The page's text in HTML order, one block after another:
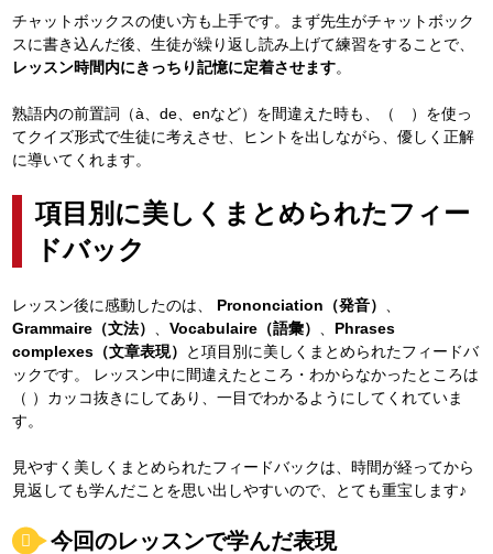
チャットボックスの使い方も上手です。まず先生がチャットボック
スに書き込んだ後、生徒が繰り返し読み上げて練習をすることで、
レッスン時間内にきっちり記憶に定着させます。
熟語内の前置詞（à、de、enなど）を間違えた時も、（ ）を使っ
てクイズ形式で生徒に考えさせ、ヒントを出しながら、優しく正解
に導いてくれます。
項目別に美しくまとめられたフィー
ドバック
レッスン後に感動したのは、 Prononciation（発音）
Grammaire（文法）
、Vocabulaire（語彙）
Phrases
complexes（文章表現）
と項目別に美しくまとめられたフィードバ
ックです。 レッスン中に間違えたところ・わからなかったところは
（ ）カッコ抜きにしてあり、一目でわかるようにしてくれていま
す。
見やすく美しくまとめられたフィードバックは、時間が経ってから
見返しても学んだことを思い出しやすいので、とても重宝します♪
今回のレッスンで学んだ表現